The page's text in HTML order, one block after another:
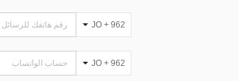
JO + 962
JO + 962